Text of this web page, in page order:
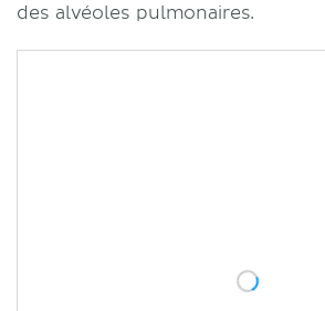
des alvéoles pulmonaires.